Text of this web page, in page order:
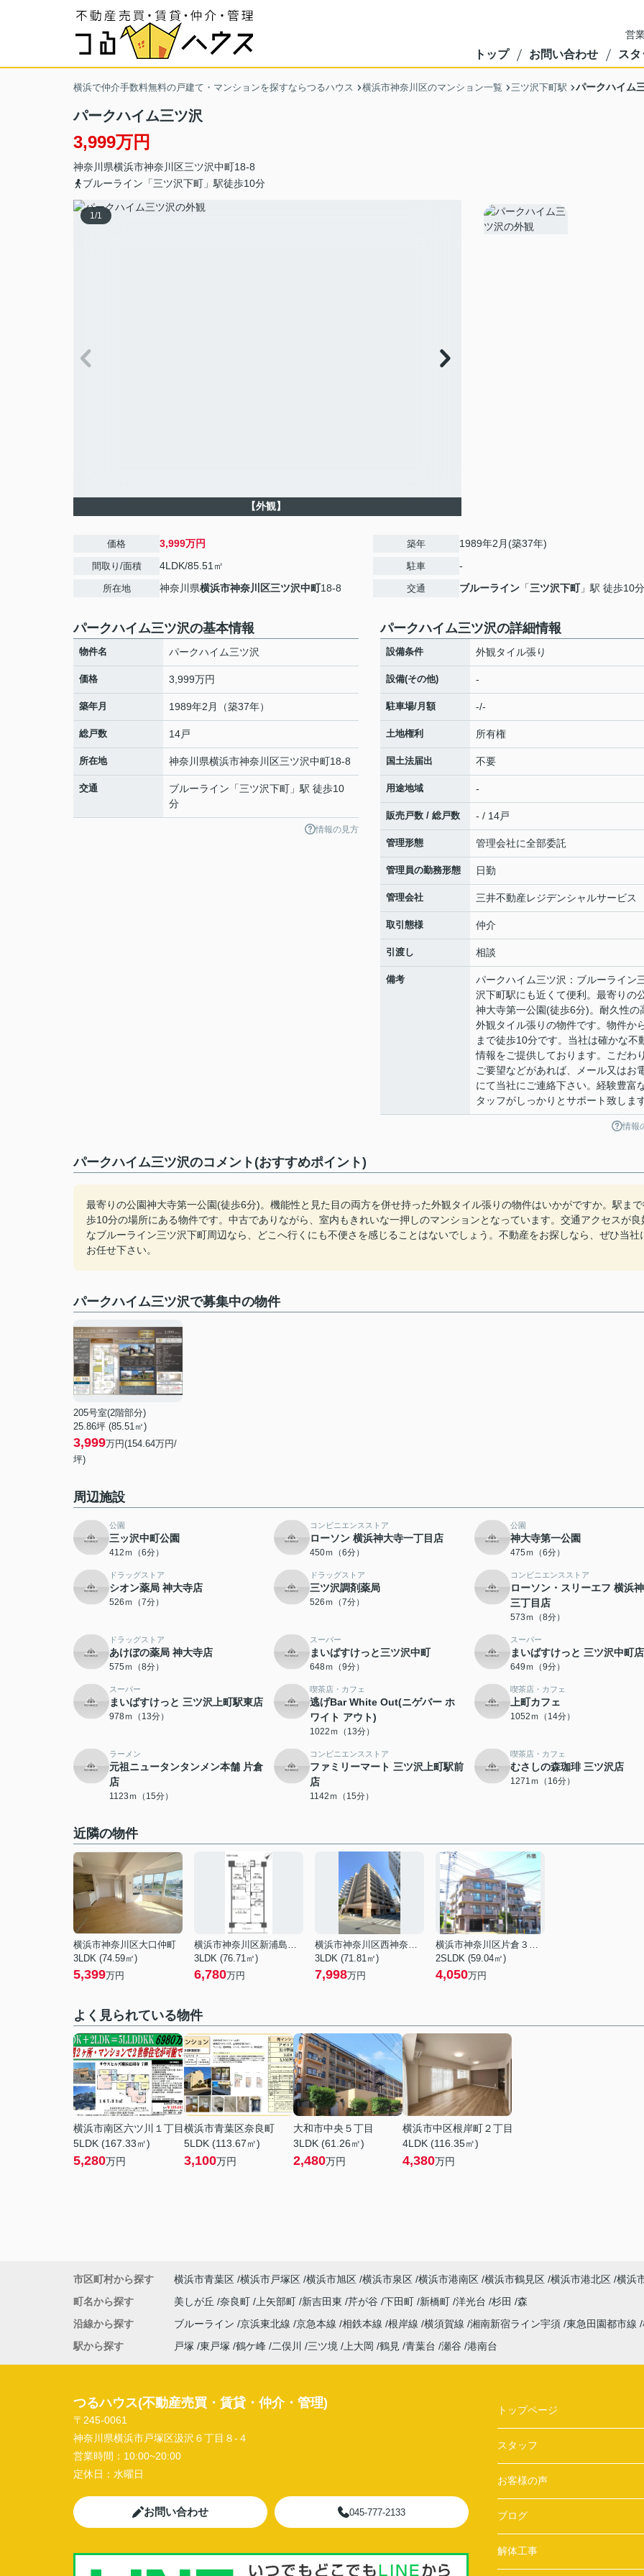
営
トップ お問い合わせ ス
横浜で仲介手数料無料の戸建て・マンションを探すならつるハウス 横浜市神奈川区のマンション一覧 三ツ沢下町駅 パークハイム
パークハイム三ツ沢
3,999万円
神奈川県横浜市神奈川区三ツ沢中町18-8
ブルーライン「三ツ沢下町」駅徒歩10分
1/1
【外観】
価格 3,999万円
間取り/面積 4LDK/85.51㎡
所在地 神奈川県横浜市神奈川区三ツ沢中町18-8
築年 1989年2月(築37年)
駐車 -
交通 ブルーライン 「三ツ沢下町」駅 徒歩10分
パークハイム三ツ沢の基本情報
物件名 パークハイム三ツ沢
価格 3,999万円
築年月 1989年2月（築37年）
総戸数 14戸
所在地 神奈川県横浜市神奈川区三ツ沢中町18-8
交通 ブルーライン 「三ツ沢下町 」駅 徒歩10
分
情報の見方
パークハイム三ツ沢の詳細情報
設備条件 外観タイル張り
設備(その他) -
駐車場/月額 -/-
土地権利 所有権
国土法届出 不要
用途地域 -
販売戸数 / 総戸数 - / 14戸
管理形態 管理会社に全部委託
管理員の勤務形態 日勤
管理会社 三井不動産レジデンシャルサービス
取引態様 仲介
引渡し 相談
備考
パークハイム三ツ沢：ブルーライン
沢下町駅にも近くて便利。最寄りの
神大寺第一公園(徒歩6分)。耐久性の
外観タイル張りの物件です。物件か
まで徒歩10分です。当社は確かな不
情報をご提供しております。こだわ
ご要望などがあれば、メール又はお
にて当社にご連絡下さい。経験豊富
タッフがしっかりとサポート致しま
情報
パークハイム三ツ沢のコメント(おすすめポイント)
最寄りの公園神大寺第一公園(徒歩6分)。機能性と見た目の両方を併せ持った外観タイル張りの物件はいかがですか。駅ま
歩10分の場所にある物件です。中古でありながら、室内もきれいな一押しのマンションとなっています。交通アクセスが良
なブルーライン三ツ沢下町周辺なら、どこへ行くにも不便さを感じることはないでしょう。不動産をお探しなら、ぜひ当社
お任せ下さい。
パークハイム三ツ沢で募集中の物件
205号室(2階部分)
25.86坪 (85.51㎡)
3,999万円(154.64万円/
坪)
周辺施設
公園
三ッ沢中町公園
412ｍ（6分）
コンビニエンスストア
ローソン 横浜神大寺一丁目店
450ｍ（6分）
公園
神大寺第一公園
475ｍ（6分）
ドラッグストア
シオン薬局 神大寺店
526ｍ（7分）
ドラッグストア
三ツ沢調剤薬局
526ｍ（7分）
コンビニエンスストア
ローソン・スリーエフ 横浜
三丁目店
573ｍ（8分）
ドラッグストア
あけぼの薬局 神大寺店
575ｍ（8分）
スーパー
まいばすけっと三ツ沢中町
648ｍ（9分）
スーパー
まいばすけっと 三ツ沢中町店
649ｍ（9分）
スーパー
まいばすけっと 三ツ沢上町駅東店
978ｍ（13分）
喫茶店・カフェ
逃げBar White Out(ニゲバー ホ
ワイト アウト)
1022ｍ（13分）
喫茶店・カフェ
上町カフェ
1052ｍ（14分）
ラーメン
元祖ニュータンタンメン本舗 片倉
店
1123ｍ（15分）
コンビニエンスストア
ファミリーマート 三ツ沢上町駅前
店
1142ｍ（15分）
喫茶店・カフェ
むさしの森珈琲 三ツ沢店
1271ｍ（16分）
近隣の物件
横浜市神奈川区大口仲町
3LDK (74.59㎡)
5,399万円
横浜市神奈川区新浦島町１丁目
3LDK (76.71㎡)
6,780万円
横浜市神奈川区西神奈川１丁目
3LDK (71.81㎡)
7,998万円
横浜市神奈川区片倉３丁目
2SLDK (59.04㎡)
4,050万円
よく見られている物件
横浜市南区六ツ川１丁目
5LDK (167.33㎡)
5,280万円
横浜市青葉区奈良町
5LDK (113.67㎡)
3,100万円
大和市中央５丁目
3LDK (61.26㎡)
2,480万円
横浜市中区根岸町２丁目
4LDK (116.35㎡)
4,380万円
市区町村から探す 横浜市青葉区 横浜市戸塚区 横浜市旭区 横浜市泉区 横浜市港南区 横浜市鶴見区 横浜市港北区 横浜
町名から探す
美しが丘 奈良町 上矢部町 新吉田東 芹が谷 下田町 新橋町 洋光台 杉田
森
沿線から探す
ブルーライン 京浜東北線 京急本線 相鉄本線 根岸線 横須賀線 湘南新宿ライン宇須 東急田園都市線
駅から探す
戸塚 東戸塚 鶴ケ峰 二俣川 三ツ境 上大岡 鶴見 青葉台 瀬谷 港南台
つるハウス(不動産売買・賃貸・仲介・管理)
〒245-0061
神奈川県横浜市戸塚区汲沢６丁目８-４
営業時間： 10:00~20:00
定休日： 水曜日
お問い合わせ 045-777-2133
トップページ
スタッフ
お客様の声
ブログ
解体工事